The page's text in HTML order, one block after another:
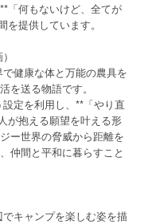
「何もないけど、全てが
提供しています。
健康な体と万能の農具を
を送る物語です。
定を利用し、**「やり直
が抱える願望を叶える形
ー世界の脅威から距離を
仲間と平和に暮らすこと
キャンプを楽しむ姿を描